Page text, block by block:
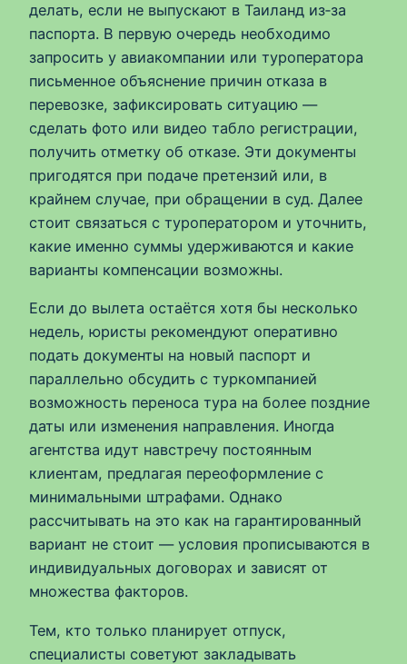
делать, если не выпускают в Таиланд из‑за
паспорта. В первую очередь необходимо
запросить у авиакомпании или туроператора
письменное объяснение причин отказа в
перевозке, зафиксировать ситуацию —
сделать фото или видео табло регистрации,
получить отметку об отказе. Эти документы
пригодятся при подаче претензий или, в
крайнем случае, при обращении в суд. Далее
стоит связаться с туроператором и уточнить,
какие именно суммы удерживаются и какие
варианты компенсации возможны.
Если до вылета остаётся хотя бы несколько
недель, юристы рекомендуют оперативно
подать документы на новый паспорт и
параллельно обсудить с туркомпанией
возможность переноса тура на более поздние
даты или изменения направления. Иногда
агентства идут навстречу постоянным
клиентам, предлагая переоформление с
минимальными штрафами. Однако
рассчитывать на это как на гарантированный
вариант не стоит — условия прописываются в
индивидуальных договорах и зависят от
множества факторов.
Тем, кто только планирует отпуск,
специалисты советуют закладывать